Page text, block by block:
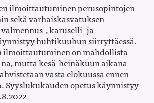
ilmoittautuminen perusopintojen
sekä varhaiskasvatuksen
, karuselli- ja
huhtikuuhun siirryttäessä.
on mahdollista
mutta kesä-heinäkuun aikana
vasta elokuussa ennen
Syyslukukauden opetus käynnistyy